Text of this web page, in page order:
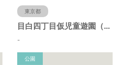
東京都
目白四丁目仮児童遊園（東京都豊島区）
-
公園